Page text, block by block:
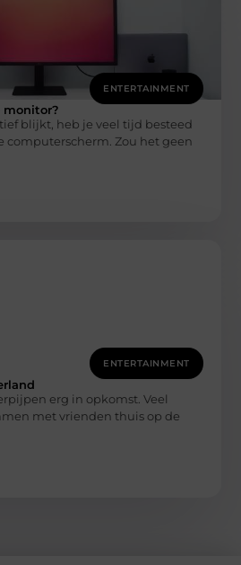
ENTERTAINMENT
monitor?
blijkt, heb je veel tijd besteed
computerscherm. Zou het geen
ENTERTAINMENT
erg in opkomst. Veel
met vrienden thuis op de